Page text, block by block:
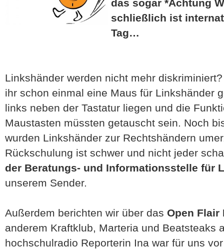
das sogar *Achtung
schließlich ist
Tag…
Linkshänder werden nicht mehr
ihr schon einmal eine Maus für Linkshänder
links neben der Tastatur liegen und die
Maustasten müssten getauscht sein. Noch
wurden Linkshänder zur Rechtshändern
Rückschulung ist schwer und nicht jeder
der Beratungs- und Informationsstelle für
unserem Sender.
Außerdem berichten wir über das Open Flair
anderem Kraftklub, Marteria und Beatsteaks
hochschulradio Reporterin Ina war für uns